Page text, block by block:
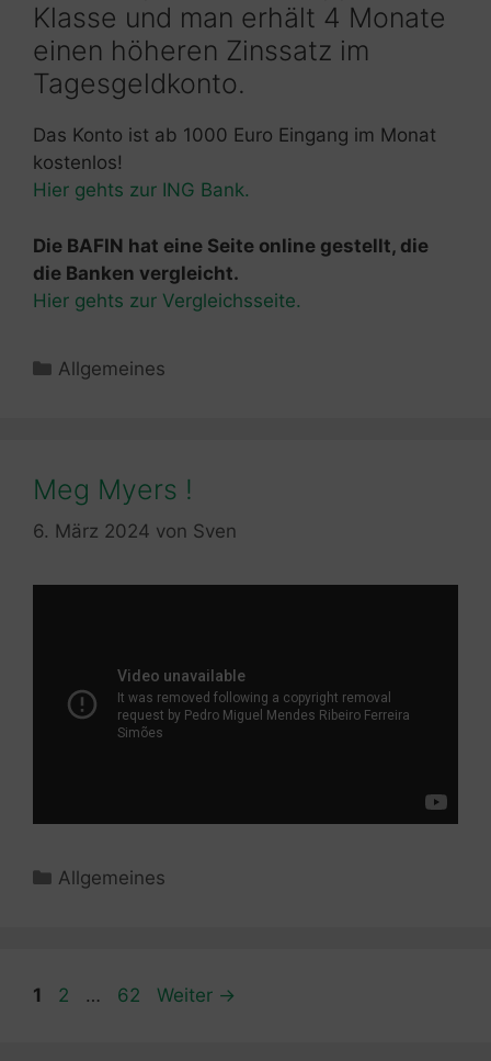
Klasse und man erhält 4 Monate
einen höheren Zinssatz im
Tagesgeldkonto.
Das Konto ist ab 1000 Euro Eingang im Monat
kostenlos!
Hier gehts zur ING Bank.
Die BAFIN hat eine Seite online gestellt, die
die Banken vergleicht.
Hier gehts zur Vergleichsseite.
Kategorien
Allgemeines
Meg Myers !
6. März 2024 von Sven
Kategorien
Allgemeines
Seite
1 Seite
2 … Seite
62 Weiter →